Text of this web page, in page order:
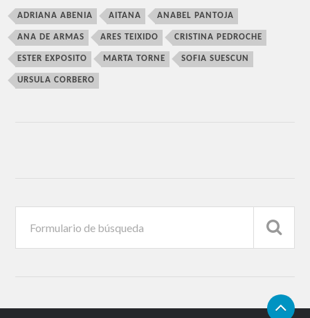
ADRIANA ABENIA AITANA ANABEL PANTOJA
ANA DE ARMAS ARES TEIXIDO CRISTINA PEDROCHE
ESTER EXPOSITO MARTA TORNE SOFIA SUESCUN
URSULA CORBERO